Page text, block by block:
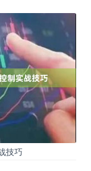
技巧